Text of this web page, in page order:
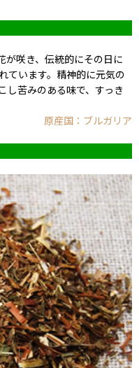
が咲き、伝統的にその日に
ています。精神的に元気の
し苦みのある味で、すっき
原産国：ブルガリア